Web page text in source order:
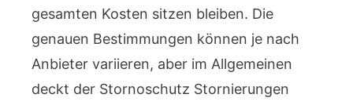
gesamten Kosten sitzen bleiben. Die
genauen Bestimmungen können je nach
Anbieter variieren, aber im Allgemeinen
deckt der Stornoschutz Stornierungen